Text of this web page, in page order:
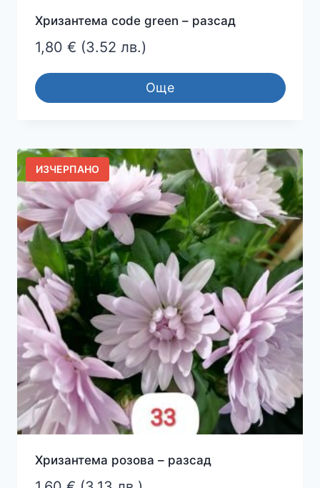
Хризантема code green – разсад
1,80 € (3.52 лв.)
Още
ИЗЧЕРПАНО
Хризантема розова – разсад